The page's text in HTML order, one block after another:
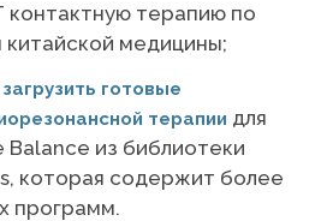
контактную терапию по
медицины;
готовые
терапии для
Balance из библиотеки
которая содержит более
программ.